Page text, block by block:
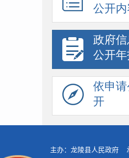
公开
政府信
公开年
依申
开